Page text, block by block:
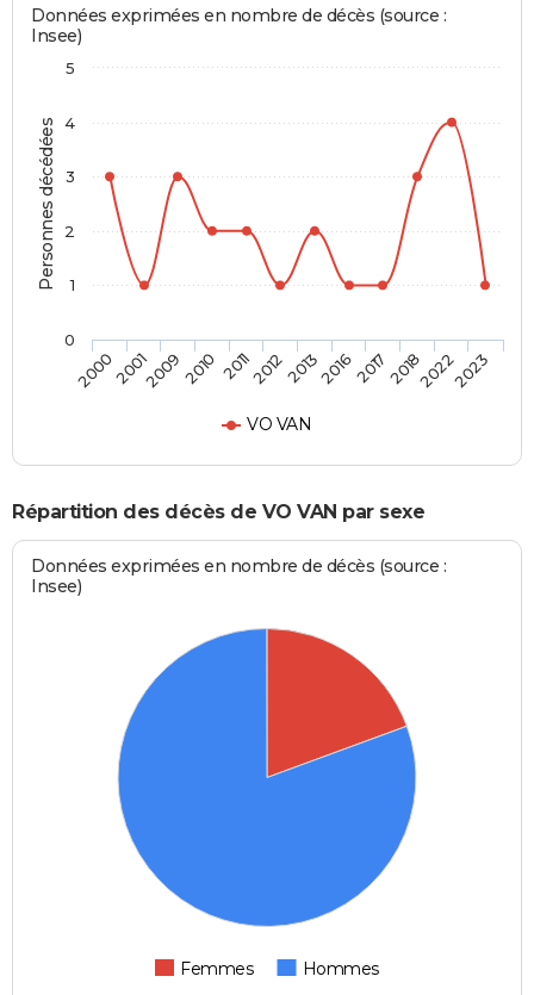
Personnes décédées
Données exprimées en nombre de décès (source :
Insee)
VO VAN
2000200120092010 20112012201320162017201820222023
0
1
2
3
4
5
Répartition des décès de VO VAN par sexe
Données exprimées en nombre de décès (source :
Insee)
Femmes Hommes